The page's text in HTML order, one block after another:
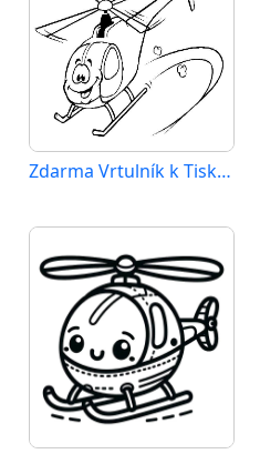
Zdarma Vrtulník k Tisku pro Děti